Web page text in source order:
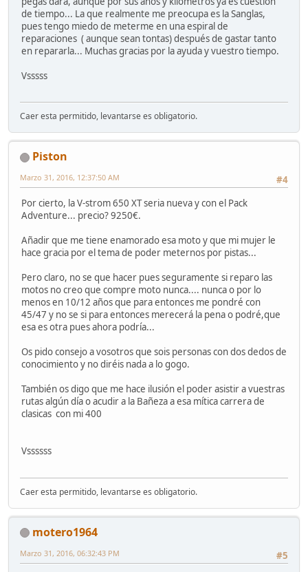
de tiempo... La que realmente me preocupa es la Sanglas,
pues tengo miedo de meterme en una espiral de
reparaciones ( aunque sean tontas) después de gastar tanto
en repararla... Muchas gracias por la ayuda y vuestro tiempo.
Vsssss
Caer esta permitido, levantarse es obligatorio.
Piston
#4
Marzo 31, 2016, 12:37:50 AM
Por cierto, la V-strom 650 XT seria nueva y con el Pack
Adventure... precio? 9250€.
Añadir que me tiene enamorado esa moto y que mi mujer le
hace gracia por el tema de poder meternos por pistas...
Pero claro, no se que hacer pues seguramente si reparo las
motos no creo que compre moto nunca.... nunca o por lo
menos en 10/12 años que para entonces me pondré con
45/47 y no se si para entonces merecerá la pena o podré,que
esa es otra pues ahora podría...
Os pido consejo a vosotros que sois personas con dos dedos de
conocimiento y no diréis nada a lo gogo.
También os digo que me hace ilusión el poder asistir a vuestras
rutas algún día o acudir a la Bañeza a esa mítica carrera de
clasicas con mi 400
Vssssss
Caer esta permitido, levantarse es obligatorio.
motero1964
#5
Marzo 31, 2016, 06:32:43 PM